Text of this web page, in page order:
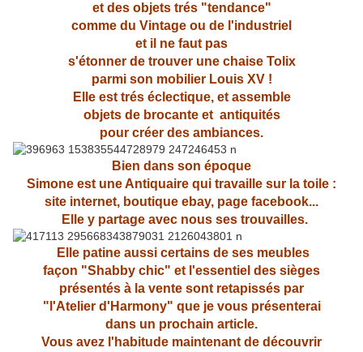
et des objets trés "tendance"
comme du Vintage ou de l'industriel
et il ne faut pas
s'étonner de trouver une chaise Tolix
parmi son mobilier Louis XV !
Elle est trés éclectique, et assemble
objets de brocante et antiquités
pour créer des ambiances.
Bien dans son époque
Simone est une Antiquaire qui travaille sur la toile :
site internet, boutique ebay, page facebook...
Elle y partage avec nous ses trouvailles.
Elle patine aussi certains de ses meubles
façon "Shabby chic" et l'essentiel des sièges
présentés à la vente sont retapissés par
"l'Atelier d'Harmony" que je vous présenterai
dans un prochain article.
Vous avez l'habitude maintenant de découvrir